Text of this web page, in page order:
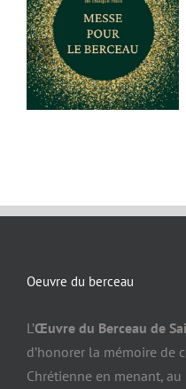
de Paul
personnes
Oeuvre du berceau
L’Œuvre du Berceau de
d’honorer la mémoire de
Chrétienne en menant,